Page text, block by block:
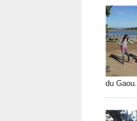
du Gaou.